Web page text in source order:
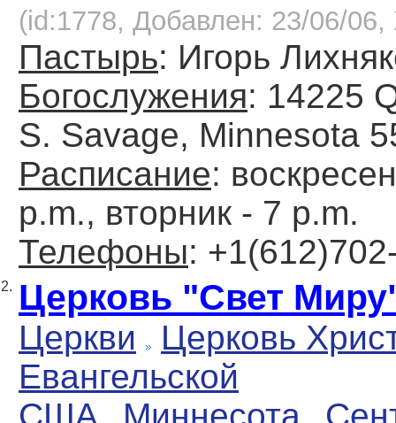
(id:1778, Добавлен: 23/06/06,
Пастырь: Игорь
Богослужения: 14225
S. Savage, Minnesota
Расписание:
p.m., вторник - 7 p.m.
Телефоны:
2. Церковь "Свет
Церкви
Церковь
Евангельской